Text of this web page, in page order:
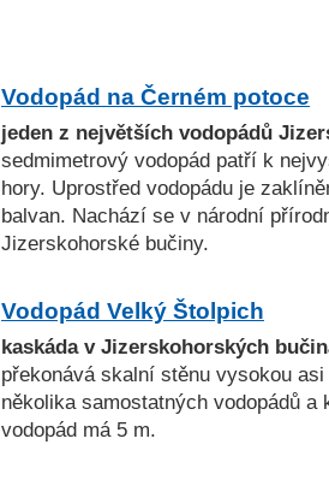
Vodopád na Černém potoce
jeden z největších vodopádů
sedmimetrový vodopád patří k
hory. Uprostřed vodopádu je
balvan. Nachází se v národní
Jizerskohorské bučiny.
Vodopád Velký Štolpich
kaskáda v Jizerskohorských
překonává skalní stěnu vysokou
několika samostatných vodopádů a
vodopád má 5 m.